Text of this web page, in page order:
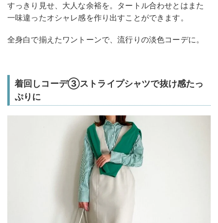
すっきり見せ、大人な余裕を。タートル合わせとはまた
一味違ったオシャレ感を作り出すことができます。
全身白で揃えたワントーンで、流行りの淡色コーデに。
着回しコーデ③ストライプシャツで抜け感たっ
ぷりに